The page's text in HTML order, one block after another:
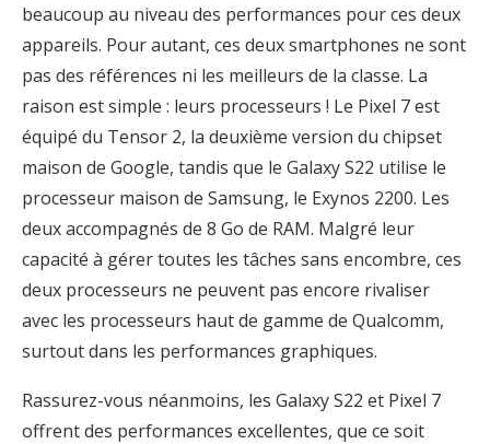
beaucoup au niveau des performances pour ces deux
appareils. Pour autant, ces deux smartphones ne sont
pas des références ni les meilleurs de la classe. La
raison est simple : leurs processeurs ! Le Pixel 7 est
équipé du Tensor 2, la deuxième version du chipset
maison de Google, tandis que le Galaxy S22 utilise le
processeur maison de Samsung, le Exynos 2200. Les
deux accompagnés de 8 Go de RAM. Malgré leur
capacité à gérer toutes les tâches sans encombre, ces
deux processeurs ne peuvent pas encore rivaliser
avec les processeurs haut de gamme de Qualcomm,
surtout dans les performances graphiques.
Rassurez-vous néanmoins, les Galaxy S22 et Pixel 7
offrent des performances excellentes, que ce soit